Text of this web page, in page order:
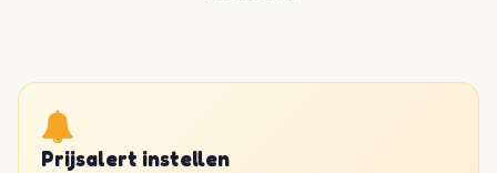
Prijsalert instellen